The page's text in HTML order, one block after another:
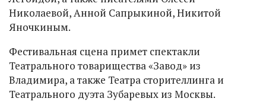
Николаевой, Анной Сапрыкиной, Никитой
Яночкиным.
Фестивальная сцена примет спектакли
Театрального товарищества «Завод» из
Владимира, а также Театра сторителлинга и
Театрального дуэта Зубаревых из Москвы.